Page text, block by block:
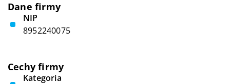
Dane firmy
NIP
8952240075
Cechy firmy
Kategoria